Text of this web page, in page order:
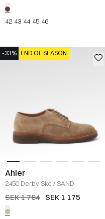
42 43 44 45 46
-33% END OF SEASON
Ahler
2450 Derby Sko / SAND
SEK 1 764 SEK 1 175